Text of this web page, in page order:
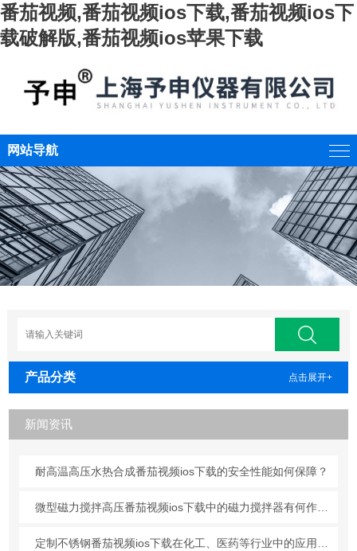
番茄视频,番茄视频ios下载,番茄视频ios下
载破解版,番茄视频ios苹果下载
网站导航
产品分类 点击展开+
新闻资讯
耐高温高压水热合成番茄视频ios下载的安全性能如何保障？
微型磁力搅拌高压番茄视频ios下载中的磁力搅拌器有何作用？
定制不锈钢番茄视频ios下载在化工、医药等行业中的应用分析